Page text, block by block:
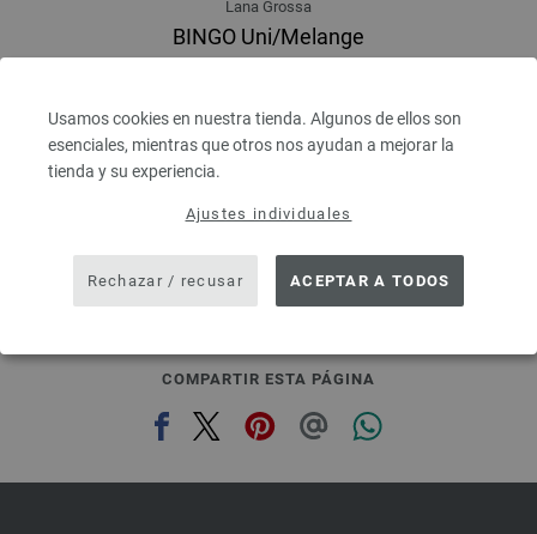
Usamos cookies en nuestra tienda. Algunos de ellos son
esenciales, mientras que otros nos ayudan a mejorar la
tienda y su experiencia.
Ajustes individuales
Rechazar / recusar ACEPTAR A TODOS
Lana Grossa
BINGO Uni/Melange
100 % Lana virgen merino
Grosor de las agujas: 4,5 - 5,5
3,28 €RRP: 5,00 €
3,83 $
IVA no incluido, más gastos de envío, Precio base:
prev next
COMPARTIR ESTA PÁGINA